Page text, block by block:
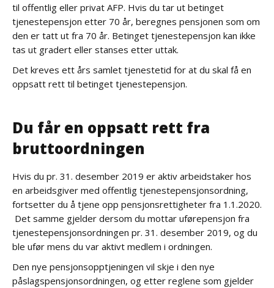
til offentlig eller privat AFP. Hvis du tar ut betinget
tjenestepensjon etter 70 år, beregnes pensjonen som om
den er tatt ut fra 70 år. Betinget tjenestepensjon kan ikke
tas ut gradert eller stanses etter uttak.
Det kreves ett års samlet tjenestetid for at du skal få en
oppsatt rett til betinget tjenestepensjon.
Du får en oppsatt rett fra
bruttoordningen
Hvis du pr. 31. desember 2019 er aktiv arbeidstaker hos
en arbeidsgiver med offentlig tjenestepensjonsordning,
fortsetter du å tjene opp pensjonsrettigheter fra 1.1.2020.
Det samme gjelder dersom du mottar uførepensjon fra
tjenestepensjonsordningen pr. 31. desember 2019, og du
ble ufør mens du var aktivt medlem i ordningen.
Den nye pensjonsopptjeningen vil skje i den nye
påslagspensjonsordningen, og etter reglene som gjelder